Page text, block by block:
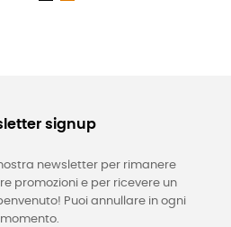
signup
newsletter per rimanere
promozioni e per ricevere un
Puoi annullare in ogni
momento.